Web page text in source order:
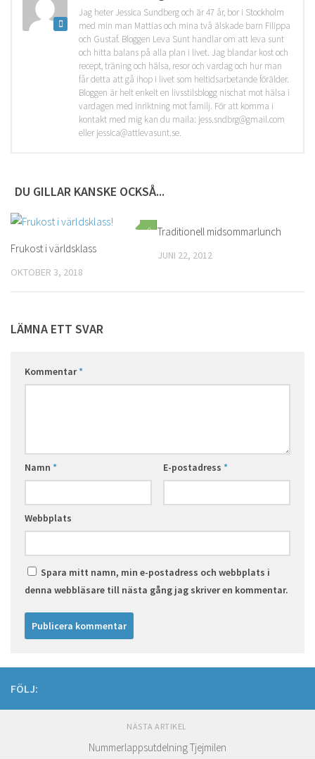
Jag heter Jessica Sundberg och är 47 år, bor i Stockholm
med min man Mattias och mina två älskade barn Filippa
och Gustaf. Bloggen Leva Sunt handlar om att leva sunt
och hitta balans på alla plan i livet. Jag blandar kost och
recept, träning och hälsa, resor och vardag och hur man
får detta att gå ihop i livet som heltidsarbetande förälder.
Bloggen är helt enkelt en livsstilsblogg nischat mot hälsa i
vardagen med inriktning mot familj. För att komma i
kontakt med mig kan du maila: jess.sndbrg@gmail.com
eller jessica@attlevasunt.se.
DU GILLAR KANSKE OCKSÅ...
0
Frukost i världsklass
OKTOBER 3, 2018
Traditionell midsommarlunch
JUNI 22, 2012
LÄMNA ETT SVAR
Kommentar*
Namn * E-postadress *
Webbplats
Spara mitt namn, min e-postadress och webbplats i
denna webbläsare till nästa gång jag skriver en kommentar.
FÖLJ:
NÄSTA ARTIKEL
Nummerlappsutdelning Tjejmilen